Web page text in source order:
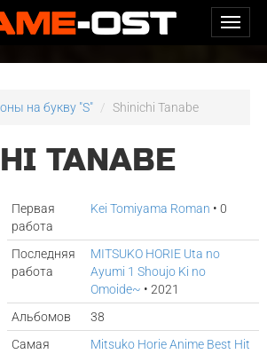
на букву "S" Shinichi Tanabe
TANABE
Первая
работа
Kei Tomiyama Roman • 0
Последняя
работа
MITSUKO HORIE Uta no
Ayumi 1 Shoujo Ki no
Omoide~ • 2021
Альбомов
38
Самая
Mitsuko Horie Anime Best Hit